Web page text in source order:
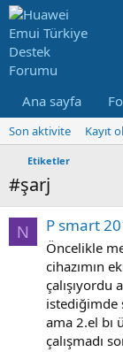
Ana sayfa
Son aktivite Kayıt ol
Etiketler
#şarj
N P smart
Öncelikle
cihazımın
çalışıyordu
istediğimde
ama 2.el bı
çalışmadı